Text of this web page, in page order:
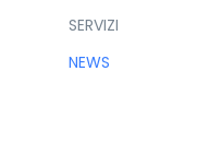
SERVIZI
NEWS